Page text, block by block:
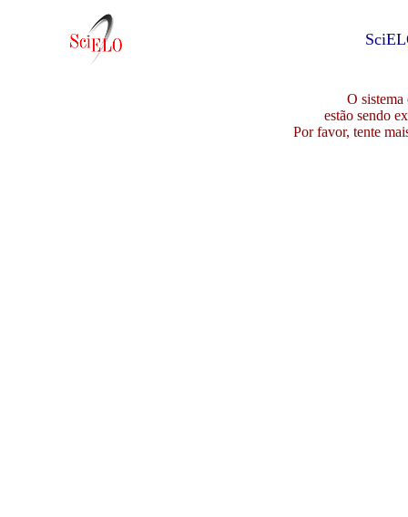
O sistema
estão sendo
Por favor, tente